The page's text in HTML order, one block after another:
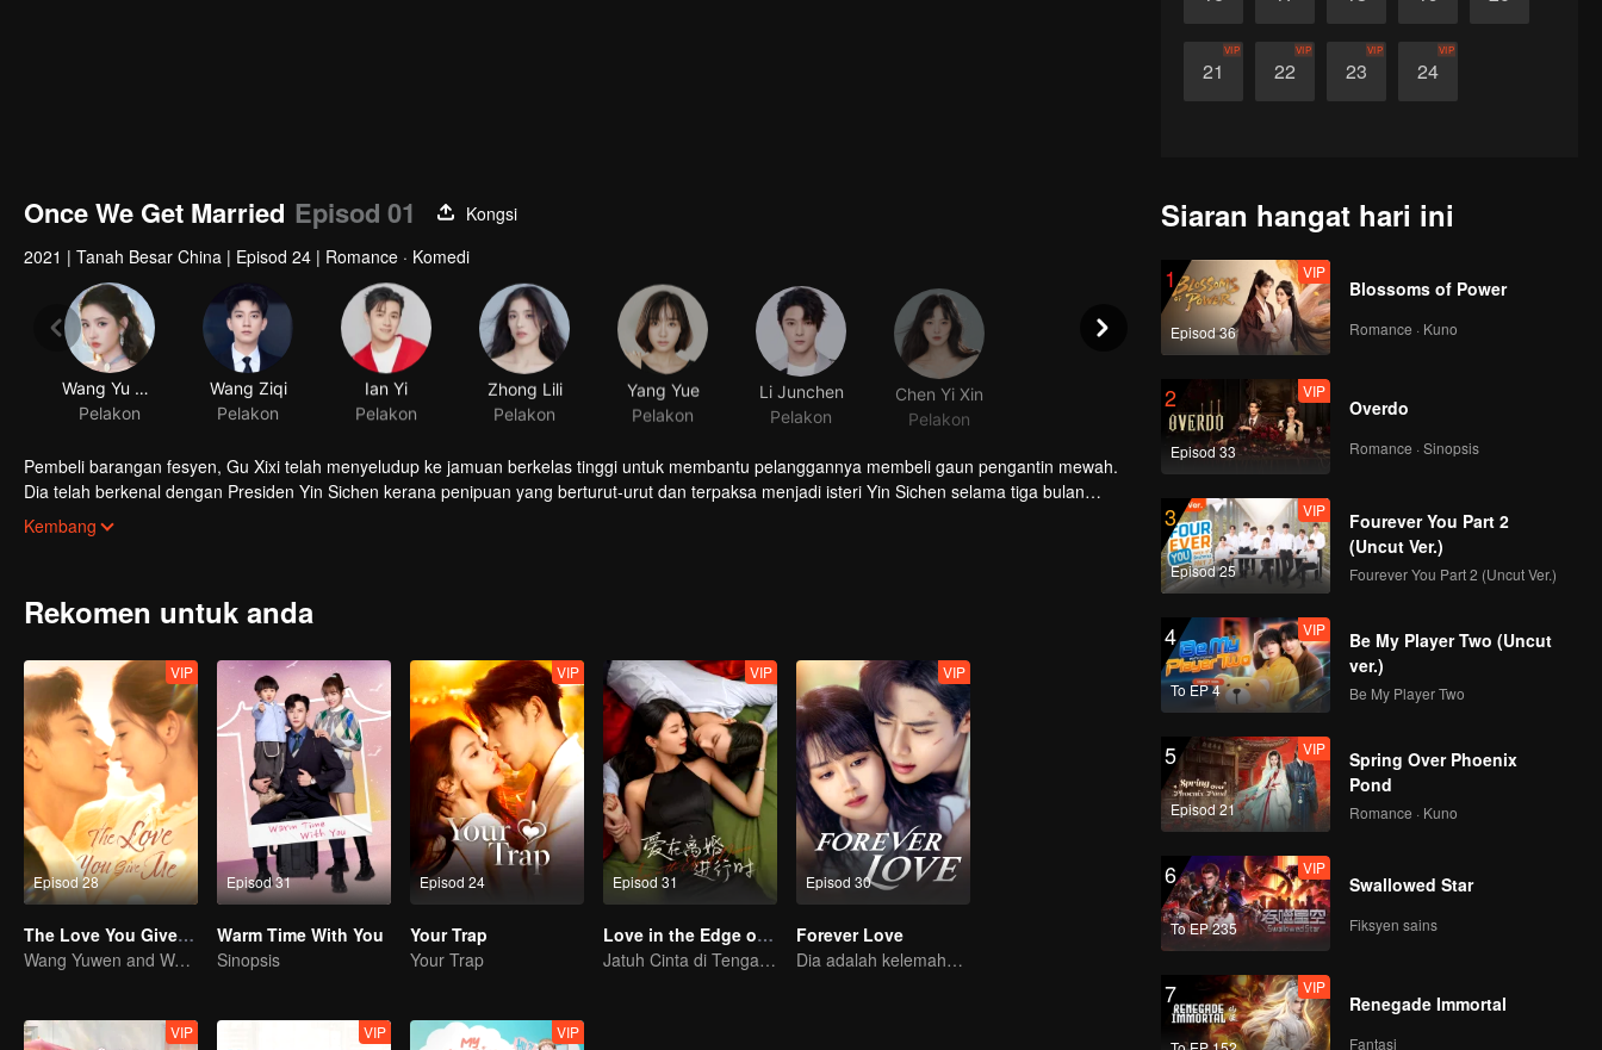
21
VIP
22
VIP
23
VIP
24
VIP
Once We Get Married Episod 01
Kongsi
2021 | Tanah Besar China | Episod 24 | Romance · Komedi
Wang Yu Wen
Pelakon
Wang Ziqi
Pelakon
Ian Yi
Pelakon
Zhong Lili
Pelakon
Yang Yue
Pelakon
Li Junchen
Pelakon
Chen Yi Xin
Pelakon
Pembeli barangan fesyen, Gu Xixi telah menyeludup ke jamuan berkelas tinggi untuk membantu pelanggannya membeli gaun pengantin mewah.
Dia telah berkenal dengan Presiden Yin Sichen kerana penipuan yang berturut-urut dan terpaksa menjadi isteri Yin Sichen selama tiga bulan
kerana suatu kontrak perkahwinan. Presiden yang bercinta buat kali pertama bertemu dengan penipu yang licik telah memulakan persaingan
dalam percintaan yang sengit. Setelah melalui pelbagai dugaan, Yin Sichen membantu Gu Xixi merealisasikan impiannya sebagai seorang pereka.
Kembang
Rekomen untuk anda
Episod 28
VIP
The Love You Give Me
Wang Yuwen and Wang Ziqi Work Again as a Couple
Episod 31
Warm Time With You
Sinopsis
Episod 24
VIP
Your Trap
Your Trap
Episod 31
VIP
Love in the Edge of Divorce
Jatuh Cinta di Tengah Perceraian
Episod 30
VIP
Forever Love
Dia adalah kelemahannya, namun juga pelindungnya
VIP VIP VIP
Siaran hangat hari ini
1
Episod 36
VIP
Blossoms of Power
Romance · Kuno
2
Episod 33
VIP
Overdo
Romance · Sinopsis
3
Episod 25
VIP
Fourever You Part 2
(Uncut Ver.)
Fourever You Part 2 (Uncut Ver.)
4
To EP 4
VIP
Be My Player Two (Uncut
ver.)
Be My Player Two
5
Episod 21
VIP
Spring Over Phoenix
Pond
Romance · Kuno
6
To EP 235
VIP
Swallowed Star
Fiksyen sains
7 VIP
Renegade Immortal
Fantasi